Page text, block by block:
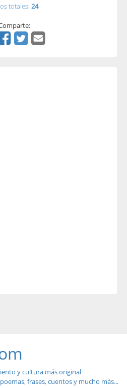
totales: 24
y cultura más original
frases, cuentos y mucho más...